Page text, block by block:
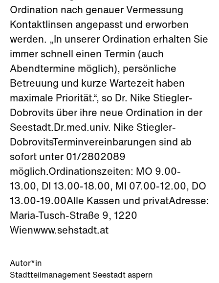
Autor*in
Stadtteilmanagement Seestadt aspern
Ordination nach genauer Vermessung
Kontaktlinsen angepasst und erworben
werden. „In unserer Ordination erhalten Sie
immer schnell einen Termin (auch
Abendtermine möglich), persönliche
Betreuung und kurze Wartezeit haben
maximale Priorität.“, so Dr. Nike Stiegler-
Dobrovits über ihre neue Ordination in der
Seestadt.Dr.med.univ. Nike Stiegler-
DobrovitsTerminvereinbarungen sind ab
sofort unter 01/2802089
möglich.Ordinationszeiten: MO 9.00-
13.00, DI 13.00-18.00, MI 07.00-12.00, DO
13.00-19.00Alle Kassen und privatAdresse:
Maria-Tusch-Straße 9, 1220
Wienwww.sehstadt.at